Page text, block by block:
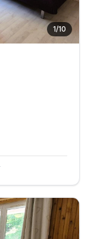
1/10